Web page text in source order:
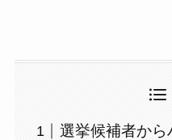
選挙候補者か